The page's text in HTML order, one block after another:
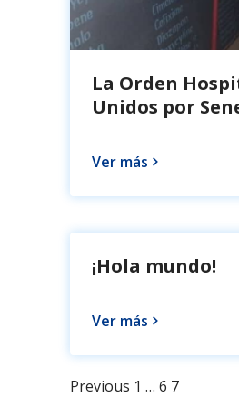
La Orden
Unidos por
Ver más
¡Hola mundo!
Ver más
Previous Page
1 … Page
6 Page
7